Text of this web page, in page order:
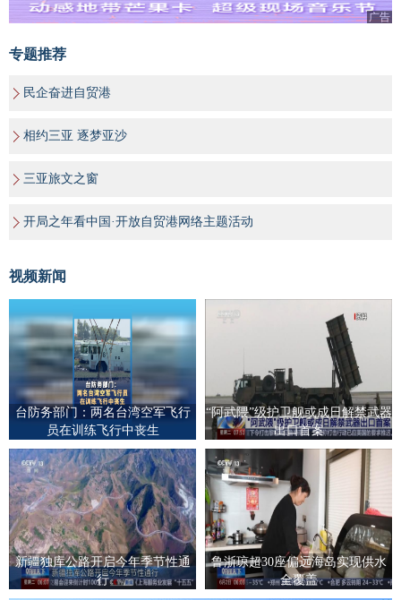
广告
专题推荐
民企奋进自贸港
相约三亚 逐梦亚沙
三亚旅文之窗
开局之年看中国·开放自贸港网络主题活动
视频新闻
台防务部门：两名台湾空军飞行
员在训练飞行中丧生
“阿武隈”级护卫舰或成日解禁武器
出口首案
新疆独库公路开启今年季节性通
行
鲁浙琼超30座偏远海岛实现供水
全覆盖